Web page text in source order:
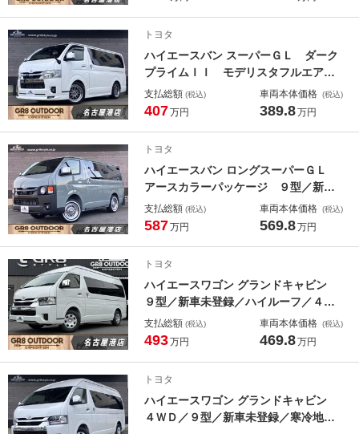
ミホイール／ＶＬテールランプ／
トヨタ
ハイエースバン スーパーＧＬ ダーク
プライムＩＩ モデリスタフルエアロ
／ＲＡＹＳ１８インチアルミホイール
／アルパインＢＩＧＸナビ／パノラミ
ヨタセーフティセンス／ＬＥＤヘッド
ライト
支払総額 (税込)
407万円
車両本体価格 (税込)
389.8万円
トヨタ
ハイエースバン ロングスーパーＧＬ
アースカラーパッケージ ９型／新車
未登録／４ＷＤ／アースカラーパッケ
ージ／パワースライドドア／パノラミ
ＴＶ／ＨＤＭＩ／助手席エアバッグ／
シートヒーター
支払総額 (税込)
587万円
車両本体価格 (税込)
569.8万円
トヨタ
ハイエースワゴン グランドキャビン
９型／新車未登録／ハイルーフ／４列
１０人乗り／８インチディスプレイオ
ーディオプラス／パノラミックビュー
ヘッド／セーフティセンス
支払総額 (税込)
493万円
車両本体価格 (税込)
469.8万円
トヨタ
ハイエースワゴン グランドキャビン
４ＷＤ／９型／新車未登録／寒冷地仕